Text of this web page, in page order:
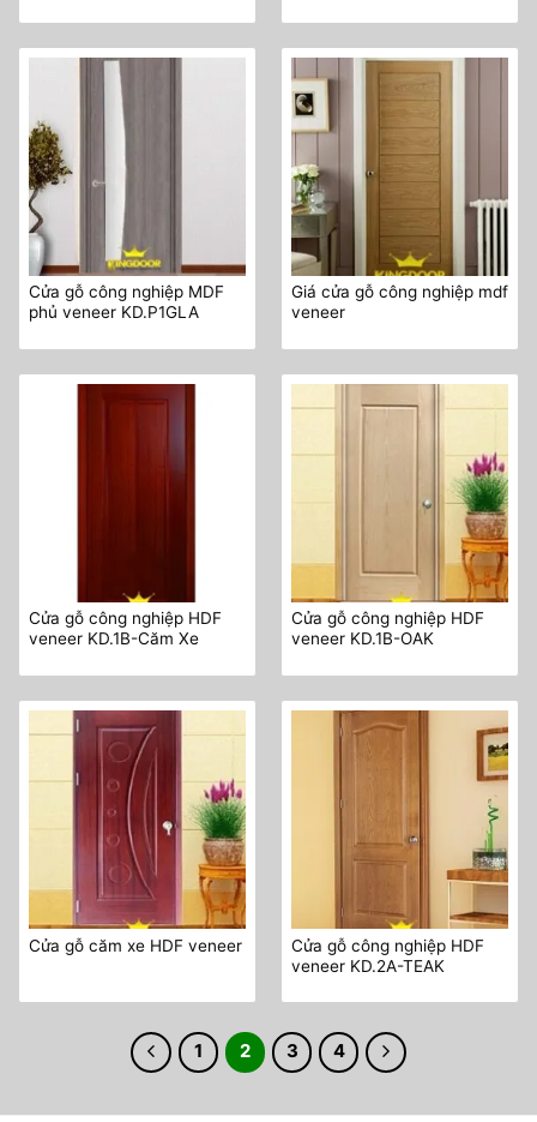
Cửa gỗ công nghiệp MDF
phủ veneer KD.P1GLA
Giá cửa gỗ công nghiệp mdf
veneer
Cửa gỗ công nghiệp HDF
veneer KD.1B-Căm Xe
Cửa gỗ công nghiệp HDF
veneer KD.1B-OAK
Cửa gỗ căm xe HDF veneer
Cửa gỗ công nghiệp HDF
veneer KD.2A-TEAK
1 2 3 4